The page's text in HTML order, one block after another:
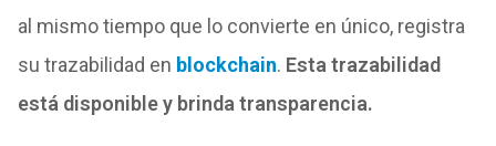
al mismo tiempo que lo convierte en único, registra
su trazabilidad en blockchain. Esta trazabilidad
está disponible y brinda transparencia.